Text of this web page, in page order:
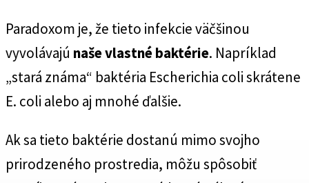
Paradoxom je, že tieto infekcie väčšinou
vyvolávajú naše vlastné baktérie. Napríklad
„stará známa“ baktéria Escherichia coli skrátene
E. coli alebo aj mnohé ďalšie.
Ak sa tieto baktérie dostanú mimo svojho
prirodzeného prostredia, môžu spôsobiť